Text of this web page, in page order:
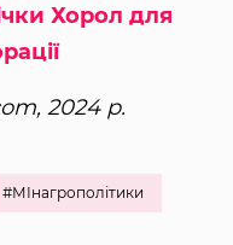
Хорол для
2024 р.
#МІнагрополітики